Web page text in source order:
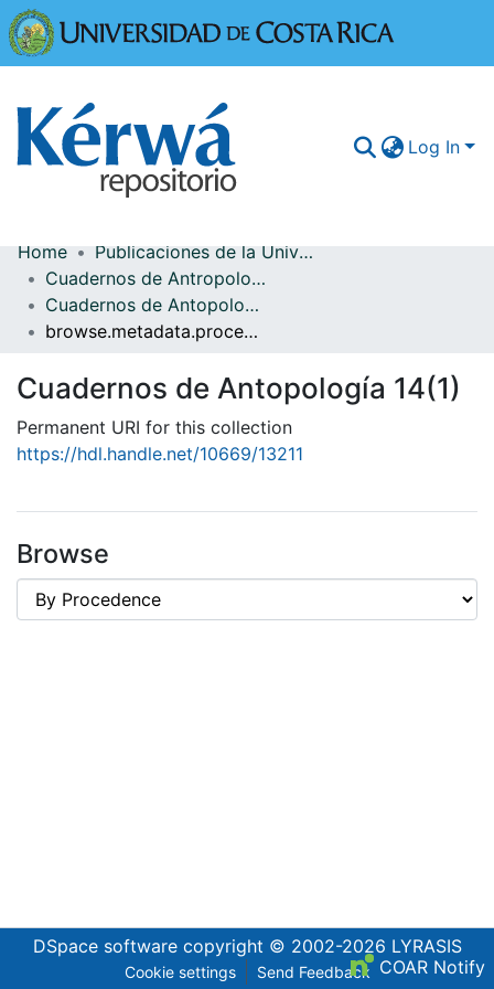
Log In
Communities & Collections
More Information
Statistics
Home
Publicaciones de la Universidad de Costa Rica
Cuadernos de Antropología
Cuadernos de Antopología 14(1)
browse.metadata.procedence.breadcrumbs
Cuadernos de Antopología 14(1)
Permanent URI for this collection
https://hdl.handle.net/10669/13211
Browse
DSpace softwarecopyright © 2002-2026 LYRASIS
Cookie settings Send Feedback COAR Notify